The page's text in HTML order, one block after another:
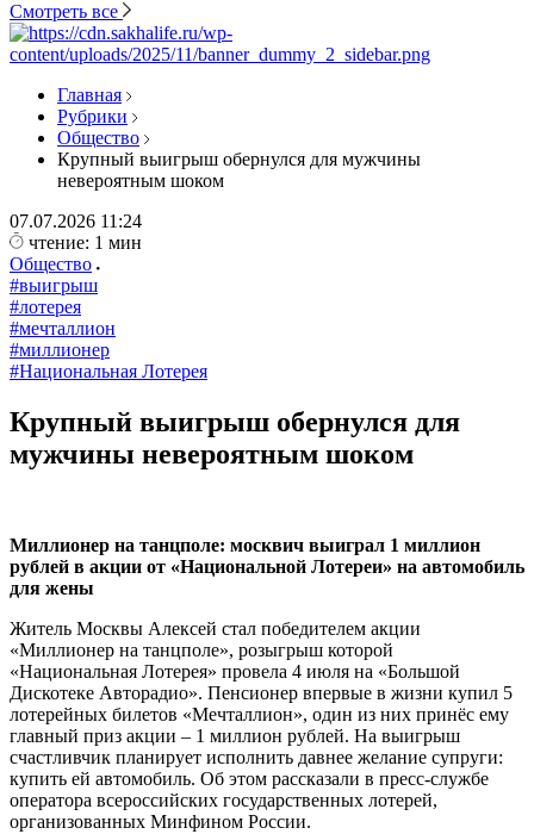
Смотреть все
Главная
Рубрики
Общество
Крупный выигрыш обернулся для мужчины
невероятным шоком
07.07.2026 11:24
чтение: 1 мин
Общество
#выигрыш
#лотерея
#мечталлион
#миллионер
#Национальная Лотерея
Крупный выигрыш обернулся для
мужчины невероятным шоком
Миллионер на танцполе: москвич выиграл 1 миллион
рублей в акции от «Национальной Лотереи» на автомобиль
для жены
Житель Москвы Алексей стал победителем акции
«Миллионер на танцполе», розыгрыш которой
«Национальная Лотерея» провела 4 июля на «Большой
Дискотеке Авторадио». Пенсионер впервые в жизни купил 5
лотерейных билетов «Мечталлион», один из них принёс ему
главный приз акции – 1 миллион рублей. На выигрыш
счастливчик планирует исполнить давнее желание супруги:
купить ей автомобиль. Об этом рассказали в пресс-службе
оператора всероссийских государственных лотерей,
организованных Минфином России.